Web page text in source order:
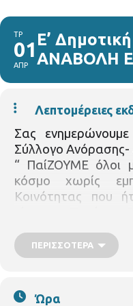
ΤΡ
01
ΑΠΡ
Ε’
ΑΝΑΒΟΛΗ
Λεπτομέρειες
Σας
Σύλλογο
“ ΠαίΖΟΥΜΕ όλοι
κόσμο χωρίς
Κοινότητας που
Όλγας 162 –
Μορντώχ),
ημερομηνία.
ΠΕΡΙΣΣΌΤΕΡΑ
Ώρα